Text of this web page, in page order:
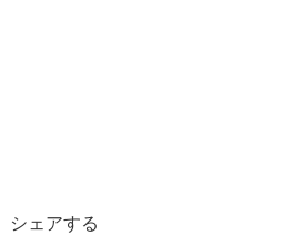
シェアする